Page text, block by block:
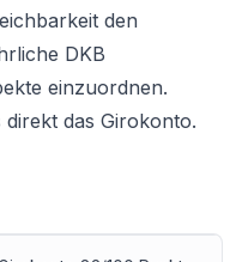
den
DKB
einzuordnen.
das Girokonto.